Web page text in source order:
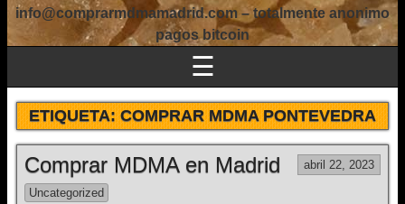
info@comprarmdmamadrid.com – totalmente anonimo
pagos bitcoin
☰
ETIQUETA:COMPRAR MDMA PONTEVEDRA
Comprar MDMA en Madrid abril 22, 2023
Uncategorized